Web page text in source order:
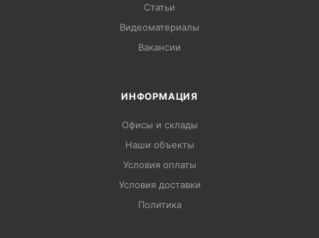
Статьи
Видеоматериалы
Вакансии
ИНФОРМАЦИЯ
Офисы и склады
Наши объекты
Условия оплаты
Условия доставки
Политика